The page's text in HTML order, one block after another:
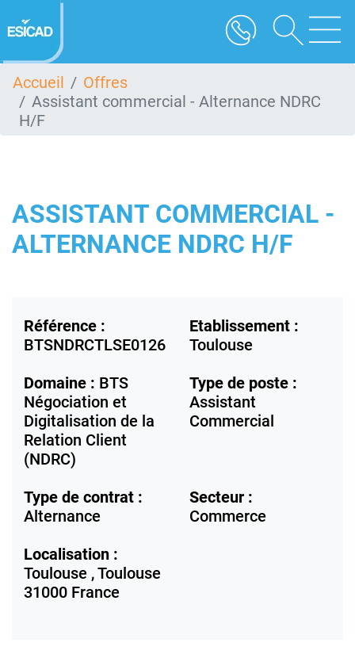
au
contenu
Accueil
Offres
Assistant commercial - Alternance NDRC
H/F
ASSISTANT COMMERCIAL -
ALTERNANCE NDRC H/F
Référence :
BTSNDRCTLSE0126
Etablissement :
Toulouse
Domaine : BTS
Négociation et
Digitalisation de la
Relation Client
(NDRC)
Type de poste :
Assistant
Commercial
Type de contrat :
Alternance
Secteur :
Commerce
Localisation :
Toulouse ,Toulouse
31000 France